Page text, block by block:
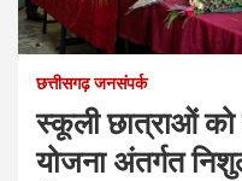
छत्तीसगढ़ जनसंपर्क
स्कूली छात्राओं
योजना अंतर्गत